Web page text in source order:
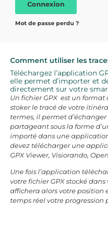
Connexion
Mot de passe perdu ?
Comment utiliser les
Téléchargez l’application
elle permet d’importer et
directement sur votre
Un fichier GPX est un
stoker le tracé de votre
termes, il permet d’échanger
partageant sous la forme
importé dans une
devez télécharger une
GPX Viewer, Visiorando,
Une fois l’application
votre fichier GPX stocké
affichera alors votre position
temps réel votre progression